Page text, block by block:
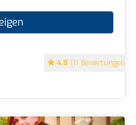
4.8 (11 Bewertungen)